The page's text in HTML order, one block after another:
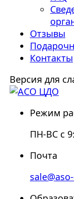
Отзывы
Контакты
Версия для
Режим
ПН-ВС с
Почта